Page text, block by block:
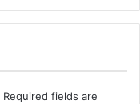
Required fields are